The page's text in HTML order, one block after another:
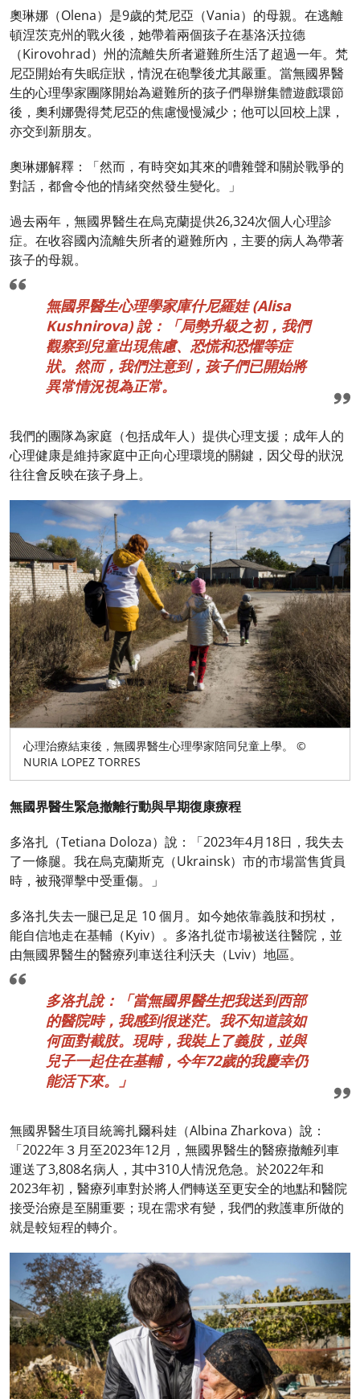
奧琳娜（Olena）是9歲的梵尼亞（Vania）的母親。在逃離
頓涅茨克州的戰火後，她帶着兩個孩子在基洛沃拉德
（Kirovohrad）州的流離失所者避難所生活了超過一年。梵
尼亞開始有失眠症狀，情況在砲擊後尤其嚴重。當無國界醫
生的心理學家團隊開始為避難所的孩子們舉辦集體遊戲環節
後，奧利娜覺得梵尼亞的焦慮慢慢減少；他可以回校上課，
亦交到新朋友。
奧琳娜解釋：「然而，有時突如其來的嘈雜聲和關於戰爭的
對話，都會令他的情緒突然發生變化。」
過去兩年，無國界醫生在烏克蘭提供26,324次個人心理診
症。在收容國內流離失所者的避難所內，主要的病人為帶著
孩子的母親。
無國界醫生心理學家庫什尼羅娃 (Alisa
Kushnirova) 說：「局勢升級之初，我們
觀察到兒童出現焦慮、恐慌和恐懼等症
狀。然而，我們注意到，孩子們已開始將
異常情況視為正常。
我們的團隊為家庭（包括成年人）提供心理支援；成年人的
心理健康是維持家庭中正向心理環境的關鍵，因父母的狀況
往往會反映在孩子身上。
心理治療結束後，無國界醫生心理學家陪同兒童上學。 ©
NURIA LOPEZ TORRES
無國界醫生緊急撤離行動與早期復康療程
多洛扎（Tetiana Doloza）說：「2023年4月18日，我失去
了一條腿。我在烏克蘭斯克（Ukrainsk）市的市場當售貨員
時，被飛彈擊中受重傷。」
多洛扎失去一腿已足足 10 個月。如今她依靠義肢和拐杖，
能自信地走在基輔（Kyiv）。多洛扎從市場被送往醫院，並
由無國界醫生的醫療列車送往利沃夫（Lviv）地區。
多洛扎說：「當無國界醫生把我送到西部
的醫院時，我感到很迷茫。我不知道該如
何面對截肢。現時，我裝上了義肢，並與
兒子一起住在基輔，今年72歲的我慶幸仍
能活下來。」
無國界醫生項目統籌扎爾科娃（Albina Zharkova）說：
「2022年３月至2023年12月，無國界醫生的醫療撤離列車
運送了3,808名病人，其中310人情況危急。於2022年和
2023年初，醫療列車對於將人們轉送至更安全的地點和醫院
接受治療是至關重要；現在需求有變，我們的救護車所做的
就是較短程的轉介。